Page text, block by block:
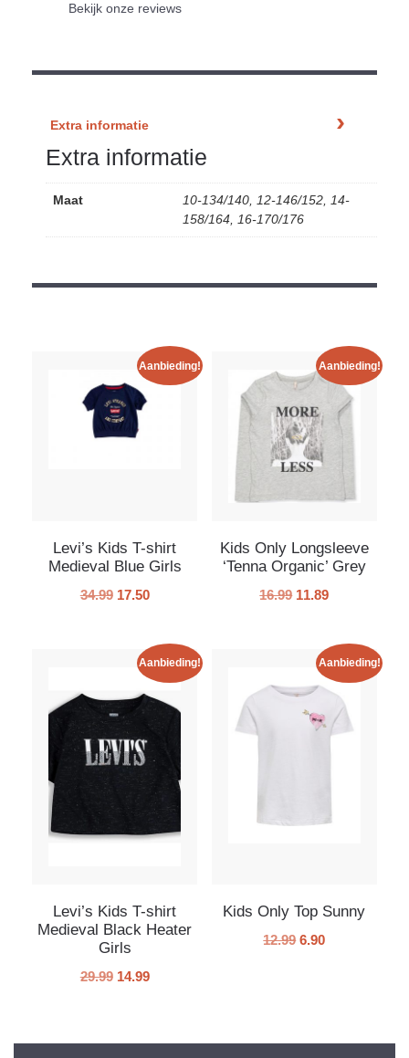
Bekijk onze reviews
Extra informatie
Extra informatie
Maat
10-134/140, 12-146/152, 14-
158/164, 16-170/176
Aanbieding!
Levi’s Kids T-shirt
Medieval Blue Girls
34.99 17.50
Aanbieding!
Kids Only Longsleeve
‘Tenna Organic’ Grey
16.99 11.89
Aanbieding!
Levi’s Kids T-shirt
Medieval Black Heater
Girls
29.99 14.99
Aanbieding!
Kids Only Top Sunny
12.99 6.90